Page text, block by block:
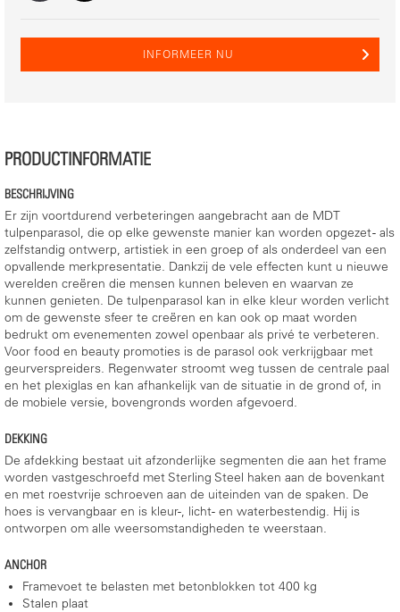
INFORMEER NU
PRODUCTINFORMATIE
BESCHRIJVING
Er zijn voortdurend verbeteringen aangebracht aan de MDT
tulpenparasol, die op elke gewenste manier kan worden opgezet - als
zelfstandig ontwerp, artistiek in een groep of als onderdeel van een
opvallende merkpresentatie. Dankzij de vele effecten kunt u nieuwe
werelden creëren die mensen kunnen beleven en waarvan ze
kunnen genieten. De tulpenparasol kan in elke kleur worden verlicht
om de gewenste sfeer te creëren en kan ook op maat worden
bedrukt om evenementen zowel openbaar als privé te verbeteren.
Voor food en beauty promoties is de parasol ook verkrijgbaar met
geurverspreiders. Regenwater stroomt weg tussen de centrale paal
en het plexiglas en kan afhankelijk van de situatie in de grond of, in
de mobiele versie, bovengronds worden afgevoerd.
DEKKING
De afdekking bestaat uit afzonderlijke segmenten die aan het frame
worden vastgeschroefd met Sterling Steel haken aan de bovenkant
en met roestvrije schroeven aan de uiteinden van de spaken. De
hoes is vervangbaar en is kleur-, licht- en waterbestendig. Hij is
ontworpen om alle weersomstandigheden te weerstaan.
ANCHOR
Framevoet te belasten met betonblokken tot 400 kg
Stalen plaat